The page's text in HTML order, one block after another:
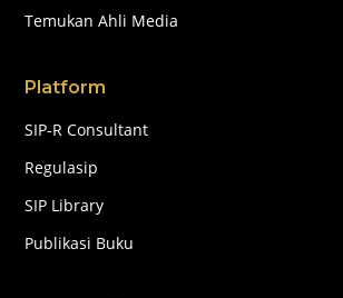
Temukan Ahli Media
Platform
SIP-R Consultant
Regulasip
SIP Library
Publikasi Buku